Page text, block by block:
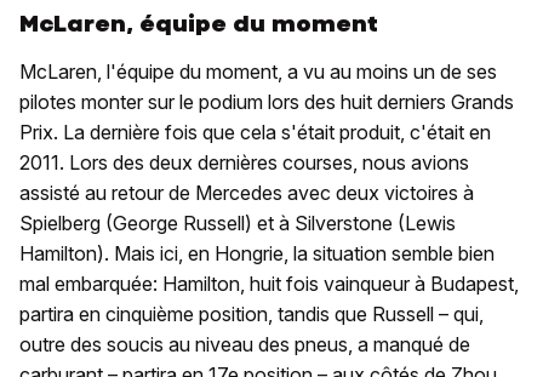
McLaren, équipe du moment
McLaren, l'équipe du moment, a vu au moins un de ses
pilotes monter sur le podium lors des huit derniers Grands
Prix. La dernière fois que cela s'était produit, c'était en
2011. Lors des deux dernières courses, nous avions
assisté au retour de Mercedes avec deux victoires à
Spielberg (George Russell) et à Silverstone (Lewis
Hamilton). Mais ici, en Hongrie, la situation semble bien
mal embarquée: Hamilton, huit fois vainqueur à Budapest,
partira en cinquième position, tandis que Russell – qui,
outre des soucis au niveau des pneus, a manqué de